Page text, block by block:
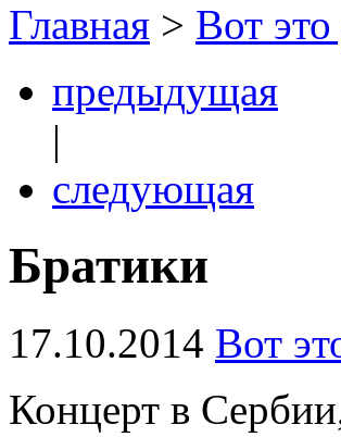
Главная > Вот это
предыдущая
|
следующая
Братики
17.10.2014 Вот
Концерт в